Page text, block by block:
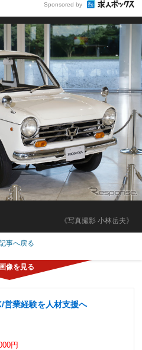
Sponsored by
《写真撮影 小林岳夫》
事へ戻る
営業経験を人材支援へ
円